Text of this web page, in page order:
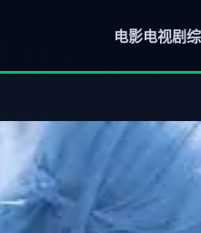
电影电视剧